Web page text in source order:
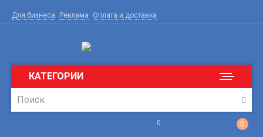
Для бизнеса Реклама Оплата и доставка
КАТЕГОРИИ
0 0